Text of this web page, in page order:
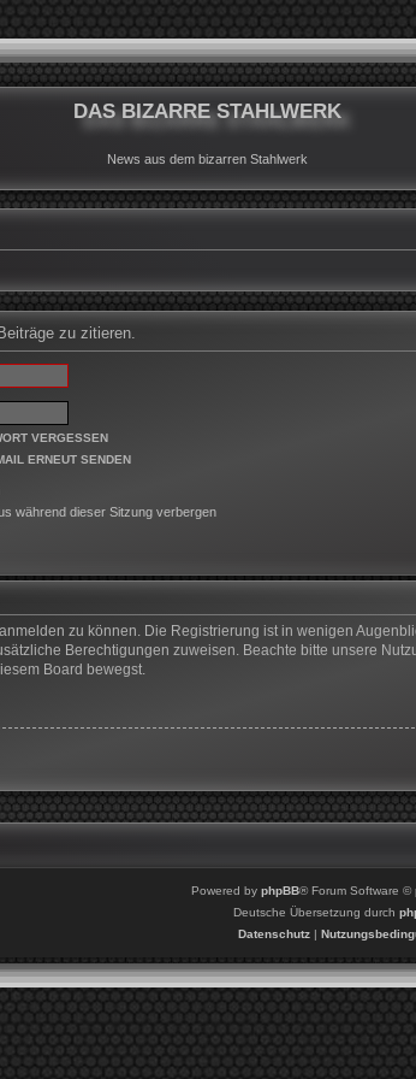
DAS BIZARRE STAHLWERK
News aus dem bizarren Stahlwerk
zu zitieren.
VERGESSEN
ERNEUT SENDEN
während dieser Sitzung verbergen
zu können. Die Registrierung ist in wenigen
Berechtigungen zuweisen. Beachte bitte unsere
Board bewegst.
Powered by phpBB® Forum Software ©
Deutsche Übersetzung durch
Datenschutz|